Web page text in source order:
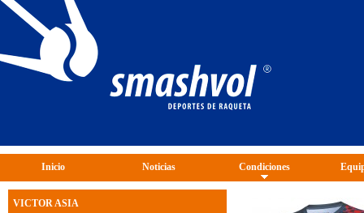
Inicio Noticias Condiciones
VICTOR ASIA